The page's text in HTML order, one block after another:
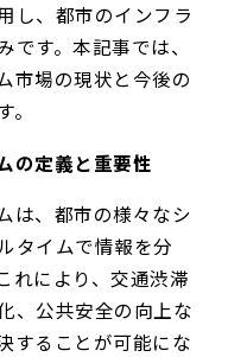
し、都市のインフラ
す。本記事では、
市場の現状と今後の
の定義と重要性
は、都市の様々なシ
タイムで情報を分
れにより、交通渋滞
、公共安全の向上な
することが可能にな